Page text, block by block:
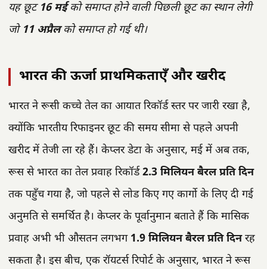
यह छूट 16 मईको समाप्त होने वाली पिछली छूट का स्थान लेगी
जो 11 अप्रैलको समाप्त हो गई थी।
भारत की ऊर्जा प्राथमिकताएँ और खरीद
भारत ने रूसी कच्चे तेल का आयात रिकॉर्ड स्तर पर जारी रखा है,
क्योंकि भारतीय रिफाइनर छूट की समय सीमा से पहले अपनी
खरीद में तेजी ला रहे हैं। केप्लर डेटा के अनुसार, मई में अब तक,
रूस से भारत का तेल प्रवाह रिकॉर्ड2.3 मिलियन बैरल प्रति दिन
तक पहुँच गया है, जो पहले से लोड किए गए कार्गो के लिए दी गई
अनुमति से समर्थित है। केप्लर के पूर्वानुमान बताते हैं कि मासिक
प्रवाह अभी भी औसतन लगभग 1.9 मिलियन बैरल प्रति दिनरह
सकता है। इस बीच, एक रॉयटर्स रिपोर्ट के अनुसार, भारत ने रूस